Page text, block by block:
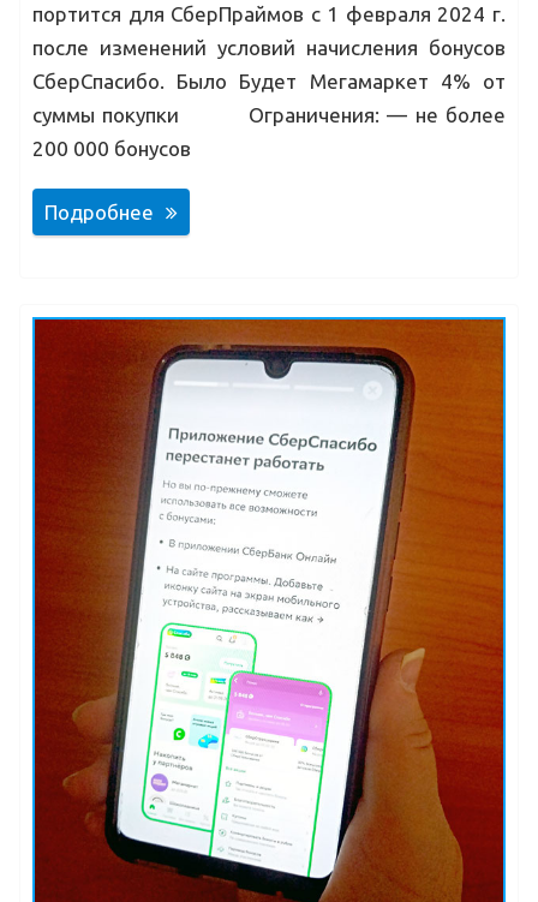
портится для СберПраймов с 1 февраля 2024 г.
после изменений условий начисления бонусов
СберСпасибо. Было Будет Мегамаркет 4% от
суммы покупки Ограничения: — не более
200 000 бонусов
Подробнее